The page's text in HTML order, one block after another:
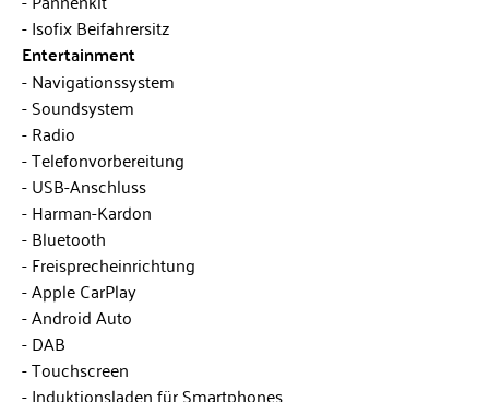
Isofix Beifahrersitz
Entertainment
Navigationssystem
Soundsystem
Radio
Telefonvorbereitung
USB-Anschluss
Harman-Kardon
Bluetooth
Freisprecheinrichtung
Apple CarPlay
Android Auto
DAB
Touchscreen
Induktionsladen für Smartphones